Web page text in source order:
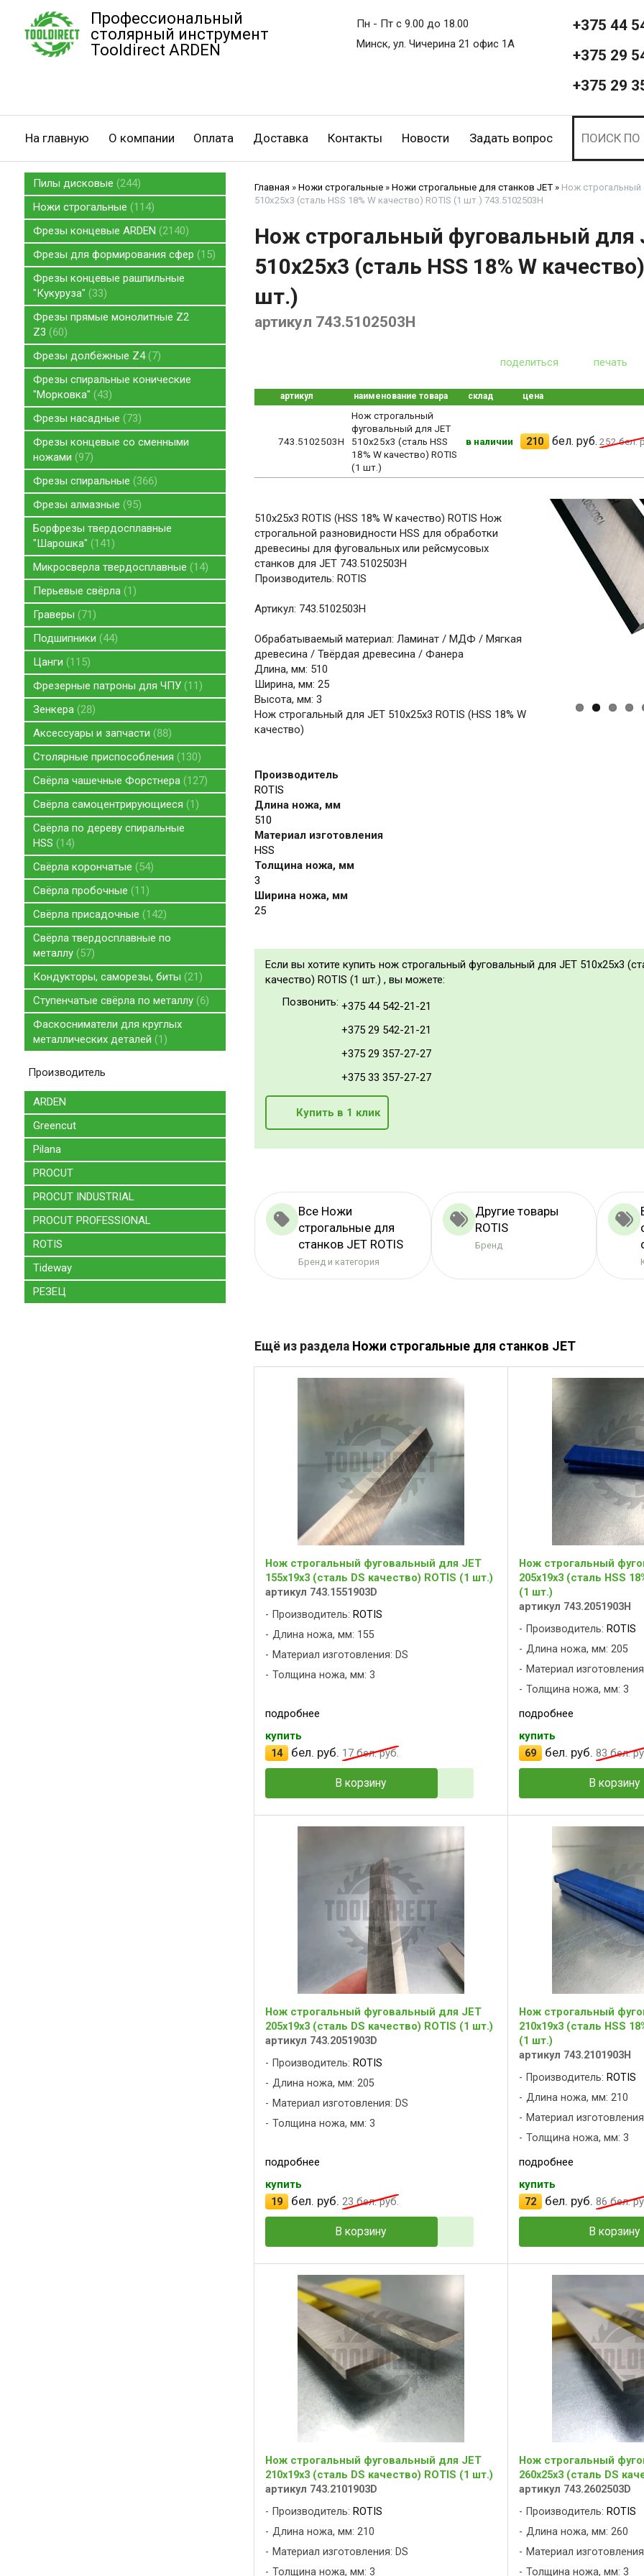
Профессиональный
столярный инструмент
Tooldirect ARDEN
Пн - Пт с 9.00 до 18.00
Минск, ул. Чичерина 21 офис 1А
+375 44
+375 29
+375 29
На главную О компании Оплата Доставка Контакты Новости Задать вопрос
Пилы дисковые 244
Ножи строгальные
114
Фрезы концевые ARDEN
2140
Фрезы для формирования сфер
15
Фрезы концевые рашпильные
"Кукуруза"
33
Фрезы прямые монолитные Z2
Z3
60
Фрезы долбёжные Z4 7
Фрезы спиральные конические
"Морковка"
43
Фрезы насадные
73
Фрезы концевые со сменными
ножами
97
Фрезы спиральные
366
Фрезы алмазные
95
Борфрезы твердосплавные
"Шарошка"
141
Микросверла твердосплавные
14
Перьевые свёрла 1
Граверы
71
Подшипники
44
Цанги
115
Фрезерные патроны для ЧПУ 11
Зенкера 28
Аксессуары и запчасти
88
Столярные приспособления
130
Свёрла чашечные Форстнера 127
Свёрла самоцентрирующиеся
1
Свёрла по дереву спиральные
HSS
14
Свёрла корончатые
54
Свёрла пробочные
11
Свёрла присадочные
142
Свёрла твердосплавные по
металлу 57
Кондукторы, саморезы, биты 21
Ступенчатые свёрла по металлу 6
Фаскосниматели для круглых
металлических деталей
1
Производитель
ARDEN
Greencut
Pilana
PROCUT
PROCUT INDUSTRIAL
PROCUT PROFESSIONAL
ROTIS
Tideway
РЕЗЕЦ
Главная » Ножи строгальные » Ножи строгальные для станков JET » Нож строгальный
510x25x3 (сталь HSS 18% W качество) ROTIS (1 шт.) 743.5102503H
Нож строгальный фуговальный для
510x25x3 (сталь HSS 18% W
шт.)
артикул 743.5102503H
поделиться печать
артикул наименование товара склад цена
743.5102503H
Нож строгальный
фуговальный для JET
510x25x3 (сталь HSS
18% W качество) ROTIS
(1 шт.)
в наличии 210 бел. руб. 252бел.
510x25x3 ROTIS (HSS 18% W качество) ROTIS Нож
строгальной разновидности HSS для обработки
древесины для фуговальных или рейсмусовых
станков для JET 743.5102503H
Производитель: ROTIS
Артикул: 743.5102503H
Обрабатываемый материал: Ламинат / МДФ / Мягкая
древесина / Твёрдая древесина / Фанера
Длина, мм: 510
Ширина, мм: 25
Высота, мм: 3
Нож строгальный для JET 510x25x3 ROTIS (HSS 18% W
качество)
Производитель
ROTIS
Длина ножа, мм
510
Материал изготовления
HSS
Толщина ножа, мм
3
Ширина ножа, мм
25
Если вы хотите купить нож строгальный фуговальный для JET 510x25x3
качество) ROTIS (1 шт.) , вы можете:
Позвонить: +375 44 542-21-21
+375 29 542-21-21
+375 29 357-27-27
+375 33 357-27-27
Купить в 1 клик
Все Ножи
строгальные для
станков JET ROTIS
Бренд и категория
Другие товары
ROTIS
Бренд
Ещё из раздела Ножи строгальные для станков JET
Нож строгальный фуговальный для JET
155х19х3 (сталь DS качество) ROTIS (1 шт.)
артикул 743.1551903D
Производитель: ROTIS
Длина ножа, мм: 155
Материал изготовления: DS
Толщина ножа, мм: 3
подробнее
купить
14 бел. руб. 17бел. руб.
В корзину
Нож строгальный
205x19x3 (сталь HSS
(1 шт.)
артикул 743.2051903H
Производитель: ROTIS
Длина ножа, мм: 205
Материал
Толщина ножа, мм: 3
подробнее
купить
69
бел. руб. 83бел.
В корзину
Нож строгальный фуговальный для JET
205х19х3 (сталь DS качество) ROTIS (1 шт.)
артикул 743.2051903D
Производитель: ROTIS
Длина ножа, мм: 205
Материал изготовления: DS
Толщина ножа, мм: 3
подробнее
купить
19 бел. руб. 23бел. руб.
В корзину
Нож строгальный
210x19x3 (сталь HSS
(1 шт.)
артикул 743.2101903H
Производитель: ROTIS
Длина ножа, мм: 210
Материал
Толщина ножа, мм: 3
подробнее
купить
72
бел. руб. 86бел.
В корзину
Нож строгальный фуговальный для JET
210х19х3 (сталь DS качество) ROTIS (1 шт.)
артикул 743.2101903D
Производитель: ROTIS
Длина ножа, мм: 210
Материал изготовления: DS
Толщина ножа, мм: 3
Нож строгальный
260x25x3 (сталь DS
артикул 743.2602503D
Производитель: ROTIS
Длина ножа, мм: 260
Материал
Толщина ножа, мм: 3